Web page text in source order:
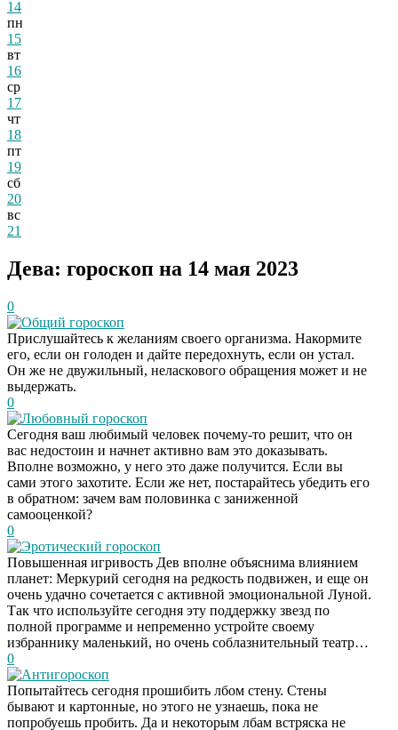
14
пн
15
вт
16
ср
17
чт
18
пт
19
сб
20
вс
21
Дева: гороскоп на 14 мая 2023
0
Общий гороскоп
Прислушайтесь к желаниям своего организма. Накормите
его, если он голоден и дайте передохнуть, если он устал.
Он же не двужильный, неласкового обращения может и не
выдержать.
0
Любовный гороскоп
Сегодня ваш любимый человек почему-то решит, что он
вас недостоин и начнет активно вам это доказывать.
Вполне возможно, у него это даже получится. Если вы
сами этого захотите. Если же нет, постарайтесь убедить его
в обратном: зачем вам половинка с заниженной
самооценкой?
0
Эротический гороскоп
Повышенная игривость Дев вполне объяснима влиянием
планет: Меркурий сегодня на редкость подвижен, и еще он
очень удачно сочетается с активной эмоциональной Луной.
Так что используйте сегодня эту поддержку звезд по
полной программе и непременно устройте своему
избраннику маленький, но очень соблазнительный театр…
0
Антигороскоп
Попытайтесь сегодня прошибить лбом стену. Стены
бывают и картонные, но этого не узнаешь, пока не
попробуешь пробить. Да и некоторым лбам встряска не